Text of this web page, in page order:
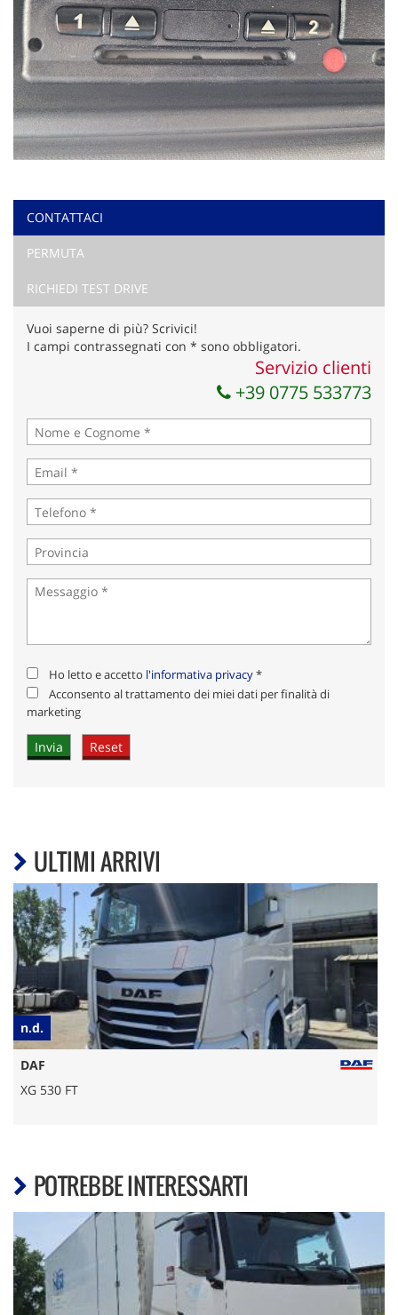
CONTATTACI
PERMUTA
RICHIEDI TEST DRIVE
Vuoi saperne di più? Scrivici!
I campi contrassegnati con * sono obbligatori.
Servizio clienti
+39 0775 533773
Ho letto e accetto l'informativa privacy*
Acconsento al trattamento dei miei dati per finalità di
marketing
ULTIMI ARRIVI
n.d.
DAF
XG 530 FT
POTREBBE INTERESSARTI